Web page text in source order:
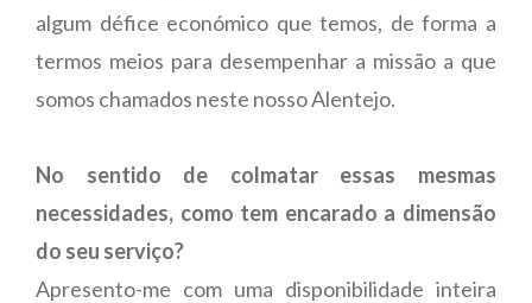
algum défice económico que temos, de forma a
termos meios para desempenhar a missão a que
somos chamados neste nosso Alentejo.
No sentido de colmatar essas mesmas
necessidades, como tem encarado a dimensão
do seu serviço?
Apresento-me com uma disponibilidade inteira